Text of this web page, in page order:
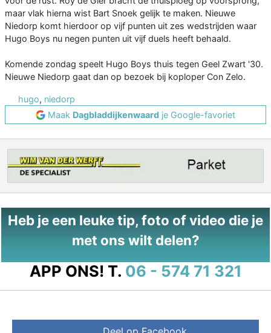
maar vlak hierna wist Bart Snoek gelijk te maken. Nieuwe
Niedorp komt hierdoor op vijf punten uit zes wedstrijden waar
Hugo Boys nu negen punten uit vijf duels heeft behaald.
Komende zondag speelt Hugo Boys thuis tegen Geel Zwart '30.
Nieuwe Niedorp gaat dan op bezoek bij koploper Con Zelo.
hugo, niedorp
Maak Dagbladdijkenwaard je Google-favoriet
Heb je een leuke tip, foto of video die je
met ons wilt delen?
APP ONS! T. 06 - 574 71 321